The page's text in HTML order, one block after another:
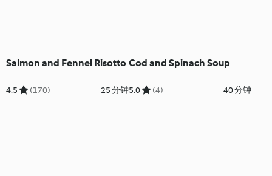
Salmon and Fennel Risotto
4.5 (170) 25 分钟
Cod and Spinach Soup
5.0 (4) 40 分钟